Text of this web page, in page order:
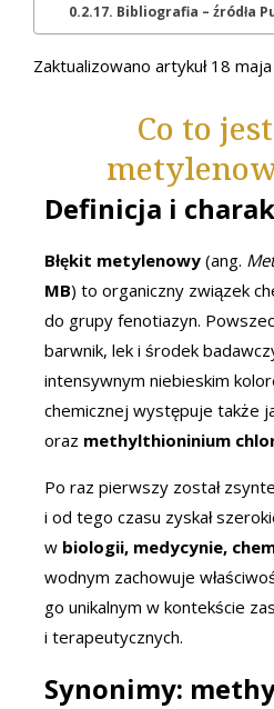
Bibliografia – źródła
Zaktualizowano artykuł 18
Co to
Definicja i
Błękit metylenowy (ang.
MB) to organiczny związek
do grupy fenotiazyn.
barwnik, lek i środek
intensywnym niebieskim
chemicznej występuje także
oraz methylthioninium
Po raz pierwszy został
i od tego czasu zyskał
w biologii, medycynie,
wodnym zachowuje
go unikalnym w kontekście
i terapeutycznych.
Synonimy: